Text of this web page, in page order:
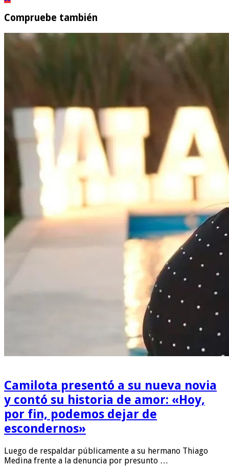
Compruebe también
Camilota presentó a su nueva novia
y contó su historia de amor: «Hoy,
por fin, podemos dejar de
escondernos»
Luego de respaldar públicamente a su hermano Thiago
Medina frente a la denuncia por presunto …